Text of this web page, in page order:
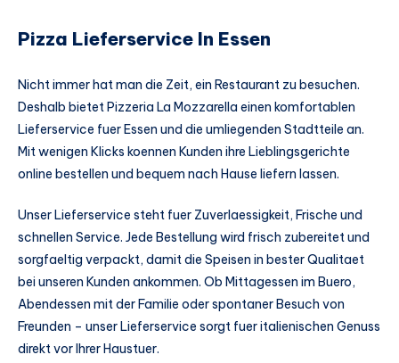
Pizza Lieferservice In Essen
Nicht immer hat man die Zeit, ein Restaurant zu besuchen.
Deshalb bietet Pizzeria La Mozzarella einen komfortablen
Lieferservice fuer Essen und die umliegenden Stadtteile an.
Mit wenigen Klicks koennen Kunden ihre Lieblingsgerichte
online bestellen und bequem nach Hause liefern lassen.
Unser Lieferservice steht fuer Zuverlaessigkeit, Frische und
schnellen Service. Jede Bestellung wird frisch zubereitet und
sorgfaeltig verpackt, damit die Speisen in bester Qualitaet
bei unseren Kunden ankommen. Ob Mittagessen im Buero,
Abendessen mit der Familie oder spontaner Besuch von
Freunden – unser Lieferservice sorgt fuer italienischen Genuss
direkt vor Ihrer Haustuer.